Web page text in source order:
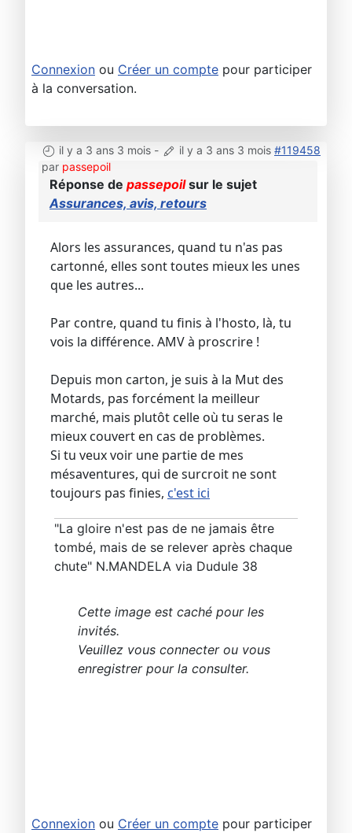
Connexion ou Créer un compte pour participer
à la conversation.
il y a 3 ans 3 mois - il y a 3 ans 3 mois #119458
par passepoil
Réponse de passepoilsur le sujet
Assurances, avis, retours
Alors les assurances, quand tu n'as pas
cartonné, elles sont toutes mieux les unes
que les autres...
Par contre, quand tu finis à l'hosto, là, tu
vois la différence. AMV à proscrire !
Depuis mon carton, je suis à la Mut des
Motards, pas forcément la meilleur
marché, mais plutôt celle où tu seras le
mieux couvert en cas de problèmes.
Si tu veux voir une partie de mes
mésaventures, qui de surcroit ne sont
toujours pas finies, c'est ici
"La gloire n'est pas de ne jamais être
tombé, mais de se relever après chaque
chute" N.MANDELA via Dudule 38
Cette image est caché pour les
invités.
Veuillez vous connecter ou vous
enregistrer pour la consulter.
Connexion ou Créer un compte pour participer